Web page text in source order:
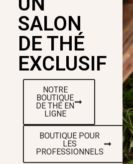
SALON
DE THÉ
EXCLUSIF
NOTRE
BOUTIQUE
DE THÉ EN
LIGNE
BOUTIQUE POUR
LES
PROFESSIONNELS